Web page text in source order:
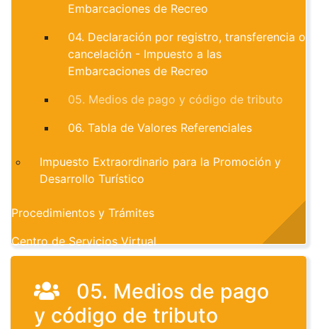
05. Medios de pago
y código de tributo
Embarcaciones de Recreo
04. Declaración por registro, transferencia o
cancelación - Impuesto a las
Embarcaciones de Recreo
05. Medios de pago y código de tributo
06. Tabla de Valores Referenciales
Impuesto Extraordinario para la Promoción y
Desarrollo Turístico
Procedimientos y Trámites
Centro de Servicios Virtual